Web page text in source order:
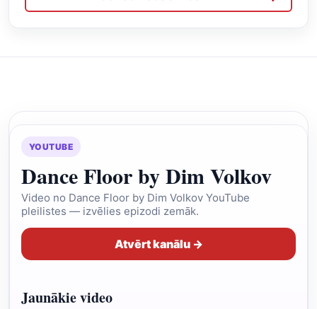
YOUTUBE
Dance Floor by Dim Volkov
Video no Dance Floor by Dim Volkov YouTube
pleilistes — izvēlies epizodi zemāk.
Atvērt kanālu →
Jaunākie video